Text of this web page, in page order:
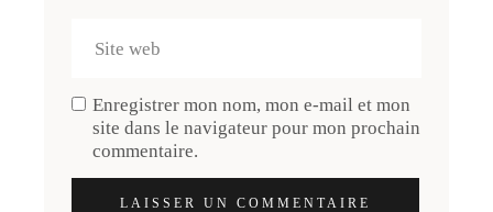
Enregistrer mon nom, mon e-mail et mon
site dans le navigateur pour mon prochain
commentaire.
LAISSER UN COMMENTAIRE